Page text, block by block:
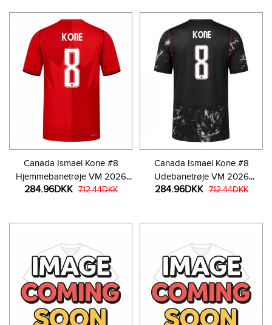
Canada Ismael Kone #8
Hjemmebanetrøje VM 2026
Kortærmet
284.96DKK 712.44DKK
Canada Ismael Kone #8
Udebanetrøje VM 2026
Kortærmet
284.96DKK 712.44DKK